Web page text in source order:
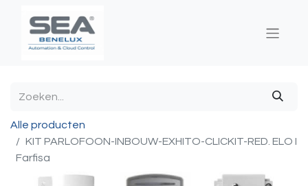
Alle producten
KIT PARLOFOON-INBOUW-EXHITO-CLICKIT-RED. ELO I
Farfisa